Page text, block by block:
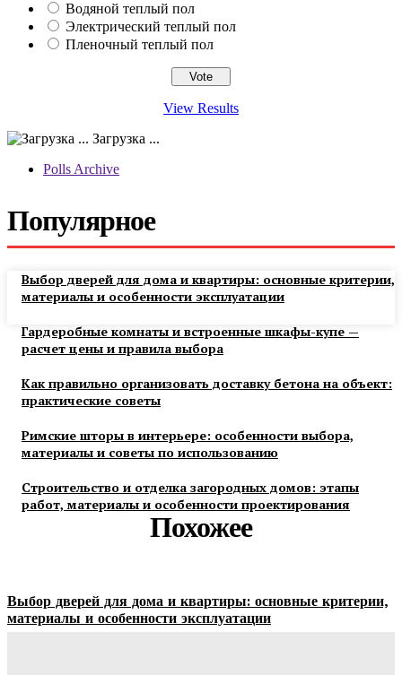
Водяной теплый пол
Электрический теплый пол
Пленочный теплый пол
View Results
Загрузка ...
Polls Archive
Популярное
Выбор дверей для дома и квартиры: основные критерии,
материалы и особенности эксплуатации
Гардеробные комнаты и встроенные шкафы-купе —
расчет цены и правила выбора
Как правильно организовать доставку бетона на объект:
практические советы
Римские шторы в интерьере: особенности выбора,
материалы и советы по использованию
Строительство и отделка загородных домов: этапы
работ, материалы и особенности проектирования
Похожее
Выбор дверей для дома и квартиры: основные критерии,
материалы и особенности эксплуатации